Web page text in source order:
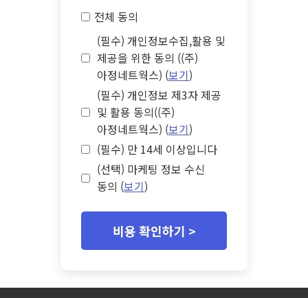
전체 동의
(필수) 개인정보수집,활용 및
제공을 위한 동의 ((주)
아정네트웍스) (보기)
(필수) 개인정보 제3자 제공
및 활용 동의((주)
아정네트웍스) (보기)
(필수) 만 14세 이상입니다
(선택) 마케팅 정보 수신
동의 (보기)
비용 확인하기 >